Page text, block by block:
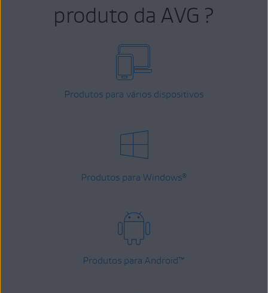
produto da AVG ?
Produtos para vários dispositivos
Produtos para Windows®
Produtos para Android™